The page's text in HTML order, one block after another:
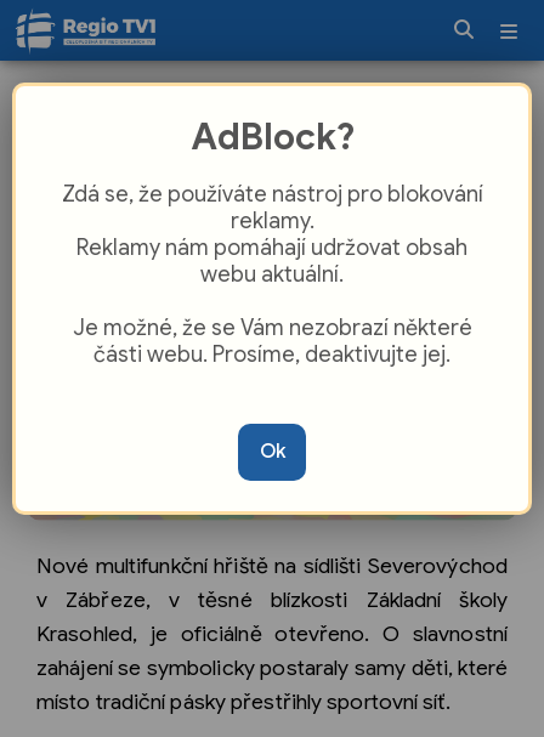
v Zábřeze otevřely samy děti
Nové multifunkční hřiště na sídlišti Severovýchod
v Zábřeze, v těsné blízkosti Základní školy
Krasohled, je oficiálně otevřeno. O slavnostní
zahájení se symbolicky postaraly samy děti, které
místo tradiční pásky přestřihly sportovní síť.
AdBlock?
Zdá se, že používáte nástroj pro blokování
reklamy.
Reklamy nám pomáhají udržovat obsah
webu aktuální.
Je možné, že se Vám nezobrazí některé
části webu. Prosíme, deaktivujte jej.
Ok